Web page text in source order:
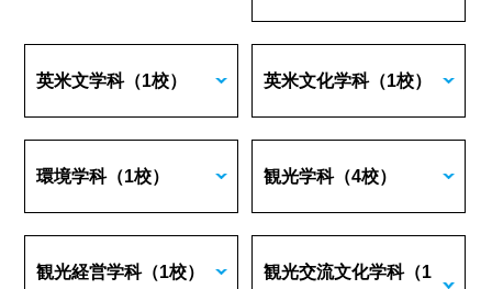
英米文学科（1校） 英米文化学科（1校）
環境学科（1校） 観光学科（4校）
観光経営学科（1校） 観光交流文化学科（1